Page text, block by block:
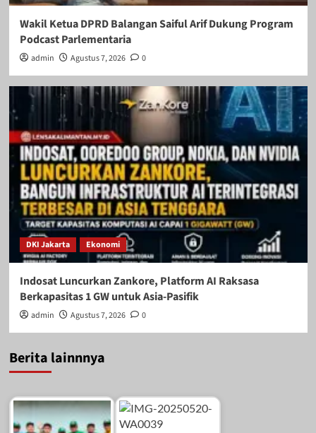
Wakil Ketua DPRD Balangan Saiful Arif Dukung Program
Podcast Parlementaria
admin Agustus 7, 2026 0
DKI Jakarta Ekonomi
Indosat Luncurkan Zankore, Platform AI Raksasa
Berkapasitas 1 GW untuk Asia-Pasifik
admin Agustus 7, 2026 0
Berita lainnnya